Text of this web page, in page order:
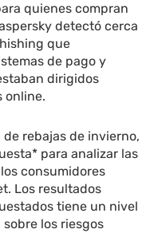
quienes compran
detectó cerca
que
de pago y
dirigidos
online.
rebajas de invierno,
para analizar las
consumidores
Los resultados
tiene un nivel
los riesgos